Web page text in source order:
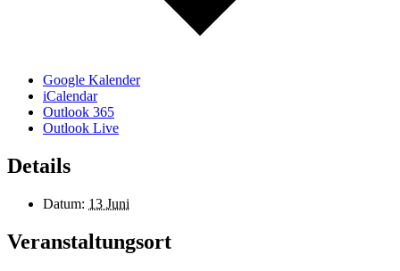
Google Kalender
iCalendar
Outlook 365
Outlook Live
Details
Datum: 13 Juni
Veranstaltungsort